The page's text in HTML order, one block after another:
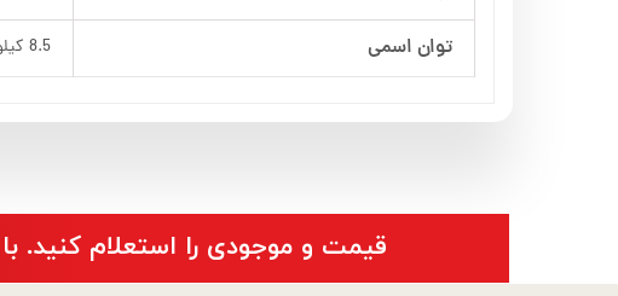
توان اسمی 8.5 کیلووات
​قیمت و موجودی را استعلام کنید.